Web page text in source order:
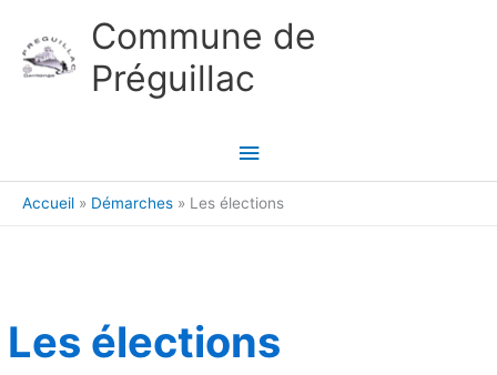
Commune de
Préguillac
Menu
principal
Accueil Démarches Les élections
Les élections